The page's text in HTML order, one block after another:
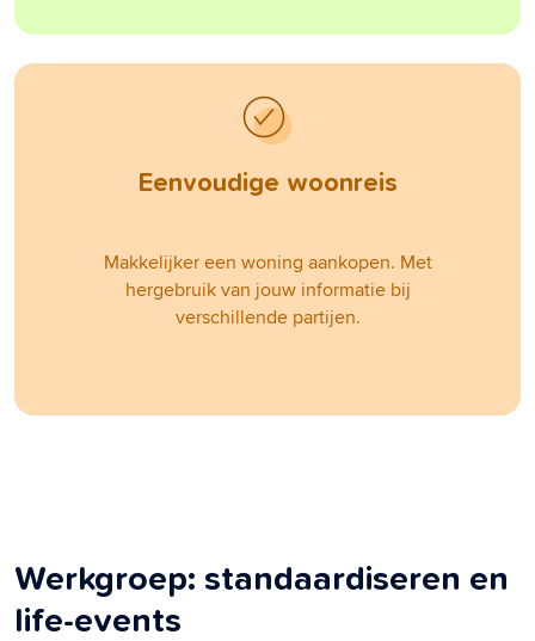
Eenvoudige woonreis
Makkelijker een woning aankopen. Met
hergebruik van jouw informatie bij
verschillende partijen.
Werkgroep: standaardiseren en
life-events